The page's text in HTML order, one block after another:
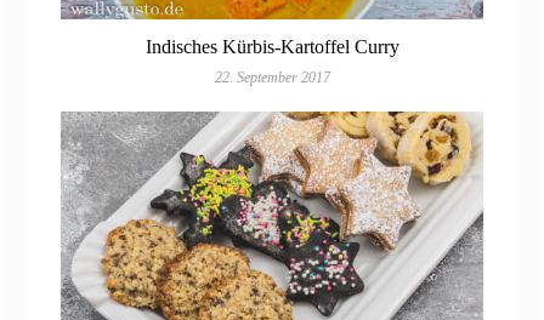
Indisches Kürbis-Kartoffel Curry
22. September 2017